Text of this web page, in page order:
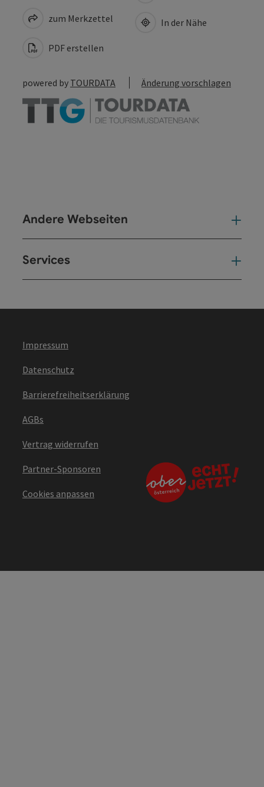
zum Merkzettel
PDF erstellen
In der Nähe
powered by TOURDATA Änderung vorschlagen
Andere Webseiten
Services
Impressum
Datenschutz
Barrierefreiheitserklärung
AGBs
Vertrag widerrufen
Partner-Sponsoren
Cookies anpassen